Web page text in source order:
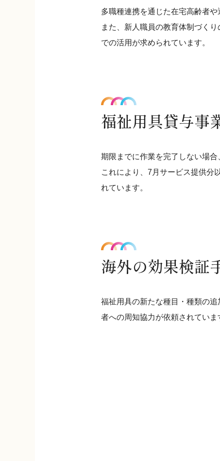
多職種連携を通じた在宅高齢者
また、新人職員の教育体制づく
での活用が求められています。
福祉用具貸与事
期限までに作業を完了しない場
これにより、7月サービス提供分
れています。
海外の効果検証
福祉用具の新たな種目・種類の
者への周知協力が依頼されていま